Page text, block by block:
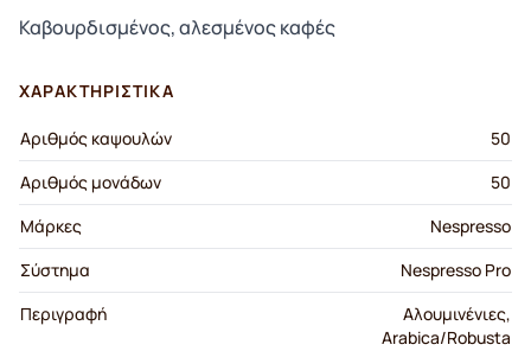
Καβουρδισμένος, αλεσμένος καφές
ΧΑΡΑΚΤΗΡΙΣΤΙΚΆ
Αριθμός καψουλών
50
Αριθμός μονάδων
50
Μάρκες
Nespresso
Σύστημα
Nespresso Pro
Περιγραφή
Αλουμινένιες,
Arabica/Robusta